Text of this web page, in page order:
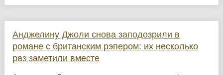
Анджелину Джоли снова заподозрили в
романе с британским рэпером: их несколько
раз заметили вместе